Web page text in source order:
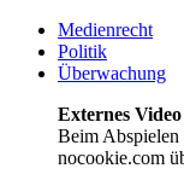
Medienrecht
Politik
Überwachung
Externes Video
Beim Abspielen
nocookie.com